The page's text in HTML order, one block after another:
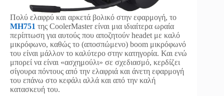
Πολύ ελαφρύ και αρκετά βολικό στην εφαρμογή, το
MH751 της CoolerMaster είναι μια ιδιαίτερα ωραία
περίπτωση για αυτούς που αποζητούν headet με καλό
μικρόφωνο, καθώς το (αποσπώμενο) boom μικρόφωνό
του είναι μάλλον το καλύτερο στην κατηγορία. Και ενώ
μπορεί να είναι «ασχημούλι» σε σχεδιασμό, κερδίζει
σίγουρα πόντους από την ελαφριά και άνετη εφαρμογή
του επάνω στο κεφάλι αλλά και από την καλή
κατασκευή του.